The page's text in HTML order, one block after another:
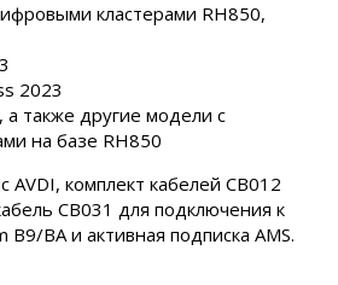
кластерами RH850,
2023
а также другие модели с
на базе RH850
AVDI, комплект кабелей CB012
CB031 для подключения к
BA и активная подписка AMS.